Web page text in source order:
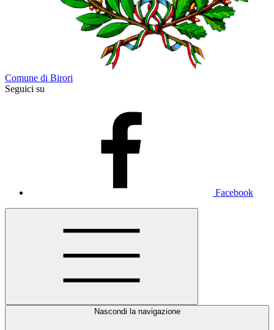
Comune di Birori
Seguici su
Facebook
Nascondi la navigazione